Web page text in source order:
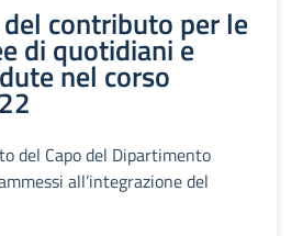
contributo per le
di quotidiani e
nel corso
del Capo del Dipartimento
all’integrazione del